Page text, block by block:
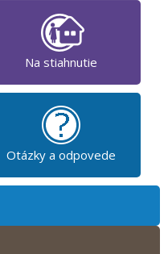
Na stiahnutie
Otázky a odpovede